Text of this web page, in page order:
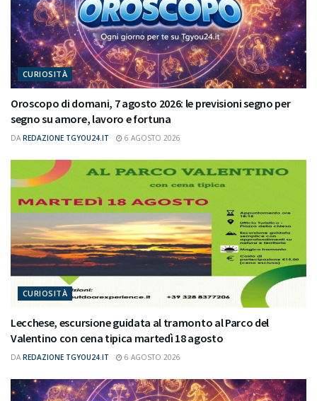
CURIOSITÀ
Oroscopo di domani, 7 agosto 2026: le previsioni segno per
segno su amore, lavoro e fortuna
DA REDAZIONE TGYOU24.IT 6 AGOSTO 2026
CURIOSITÀ
Lecchese, escursione guidata al tramonto al Parco del
Valentino con cena tipica martedì 18 agosto
DA REDAZIONE TGYOU24.IT 6 AGOSTO 2026